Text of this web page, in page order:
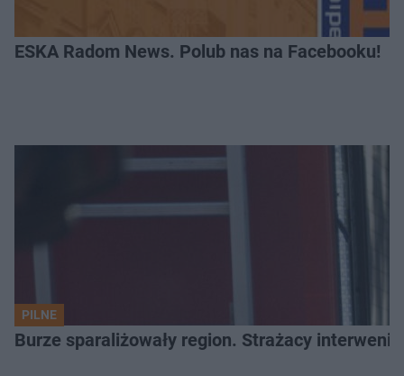
ESKA Radom News. Polub nas na Facebooku!
PILNE
Burze sparaliżowały region. Strażacy